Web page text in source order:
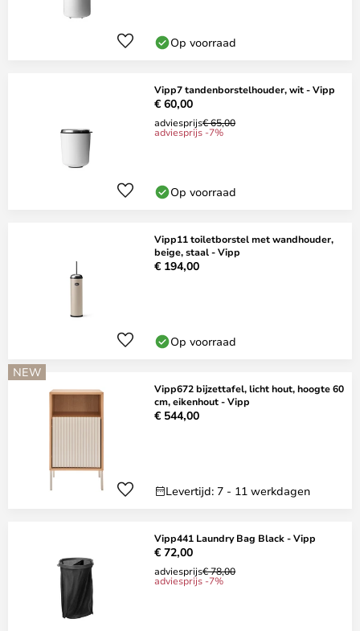
Op voorraad
Vipp7 tandenborstelhouder, wit - Vipp
€ 60,00
adviesprijs€ 65,00
adviesprijs -7%
Op voorraad
Vipp11 toiletborstel met wandhouder,
beige, staal - Vipp
€ 194,00
Op voorraad
NEW
Vipp672 bijzettafel, licht hout, hoogte 60
cm, eikenhout - Vipp
€ 544,00
Levertijd: 7 - 11 werkdagen
Vipp441 Laundry Bag Black - Vipp
€ 72,00
adviesprijs€ 78,00
adviesprijs -7%